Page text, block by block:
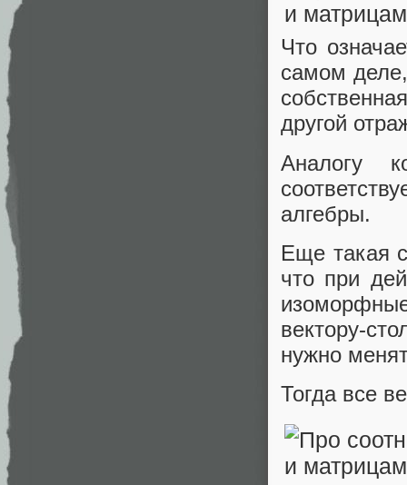
Что
самом
другой
Аналогу
алгебры.
Еще такая
что при
вектору-
нужно
Тогда все